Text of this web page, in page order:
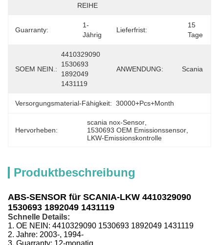
REIHE
Guarranty:
1-
Jährig
Lieferfrist:
15
Tage
SOEM NEIN.:
4410329090
1530693
1892049
1431119
ANWENDUNG: Scania
Versorgungsmaterial-Fähigkeit: 30000+Pcs+Month
Hervorheben:
scania nox-Sensor
1530693 OEM Emissionssensor
LKW-Emissionskontrolle
Produktbeschreibung
ABS-SENSOR für SCANIA-LKW 4410329090
1530693 1892049 1431119
Schnelle Details:
1. OE NEIN: 4410329090 1530693 1892049 1431119
2. Jahre: 2003-, 1994-
3. Guarranty: 12-monatig